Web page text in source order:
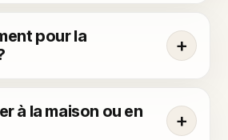
pour la
à la maison ou en